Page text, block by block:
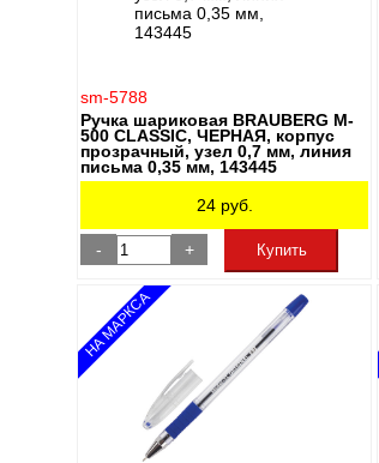
sm-5788
Ручка шариковая BRAUBERG M-
500 CLASSIC, ЧЕРНАЯ, корпус
прозрачный, узел 0,7 мм, линия
письма 0,35 мм, 143445
24руб.
- + Купить
НА МАРКСА